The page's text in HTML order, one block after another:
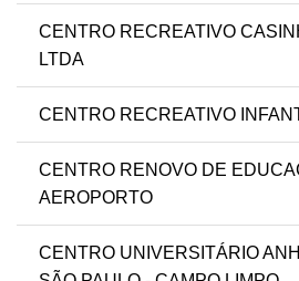
CENTRO RECREATIVO
LTDA
CENTRO RECREATIVO
CENTRO RENOVO DE
AEROPORTO
CENTRO UNIVERSITÁRIO